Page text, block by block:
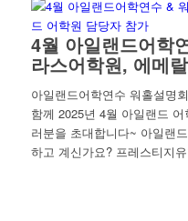
4월 아일랜드어학
라스어학원, 에메
아일랜드어학연수 워홀설명
함께 2025년 4월 아일랜드
러분을 초대합니다~ 아일랜
하고 계신가요? 프레스티지